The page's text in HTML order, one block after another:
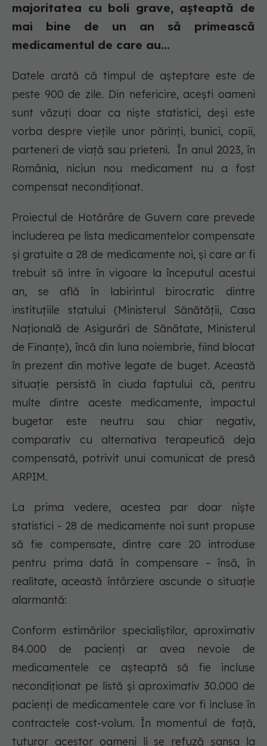
majoritatea cu boli grave, așteaptă de
mai bine de un an să primească
medicamentul de care au...
Datele arată că timpul de așteptare este de
peste 900 de zile. Din nefericire, acești oameni
sunt văzuți doar ca niște statistici, deși este
vorba despre viețile unor părinți, bunici, copii,
parteneri de viață sau prieteni. În anul 2023, în
România, niciun nou medicament nu a fost
compensat necondiționat.
Proiectul de Hotărâre de Guvern care prevede
includerea pe lista medicamentelor compensate
și gratuite a 28 de medicamente noi, și care ar fi
trebuit să intre în vigoare la începutul acestui
an, se află în labirintul birocratic dintre
instituțiile statului (Ministerul Sănătății, Casa
Națională de Asigurări de Sănătate, Ministerul
de Finanțe), încă din luna noiembrie, fiind blocat
în prezent din motive legate de buget. Această
situație persistă în ciuda faptului că, pentru
multe dintre aceste medicamente, impactul
bugetar este neutru sau chiar negativ,
comparativ cu alternativa terapeutică deja
compensată, potrivit unui comunicat de presă
ARPIM.
La prima vedere, acestea par doar niște
statistici - 28 de medicamente noi sunt propuse
să fie compensate, dintre care 20 introduse
pentru prima dată în compensare – însă, în
realitate, această întârziere ascunde o situație
alarmantă:
Conform estimărilor specialiștilor, aproximativ
84.000 de pacienți ar avea nevoie de
medicamentele ce așteaptă să fie incluse
necondiționat pe listă și aproximativ 30.000 de
pacienți de medicamentele care vor fi incluse în
contractele cost-volum. În momentul de față,
tuturor acestor oameni li se refuză șansa la